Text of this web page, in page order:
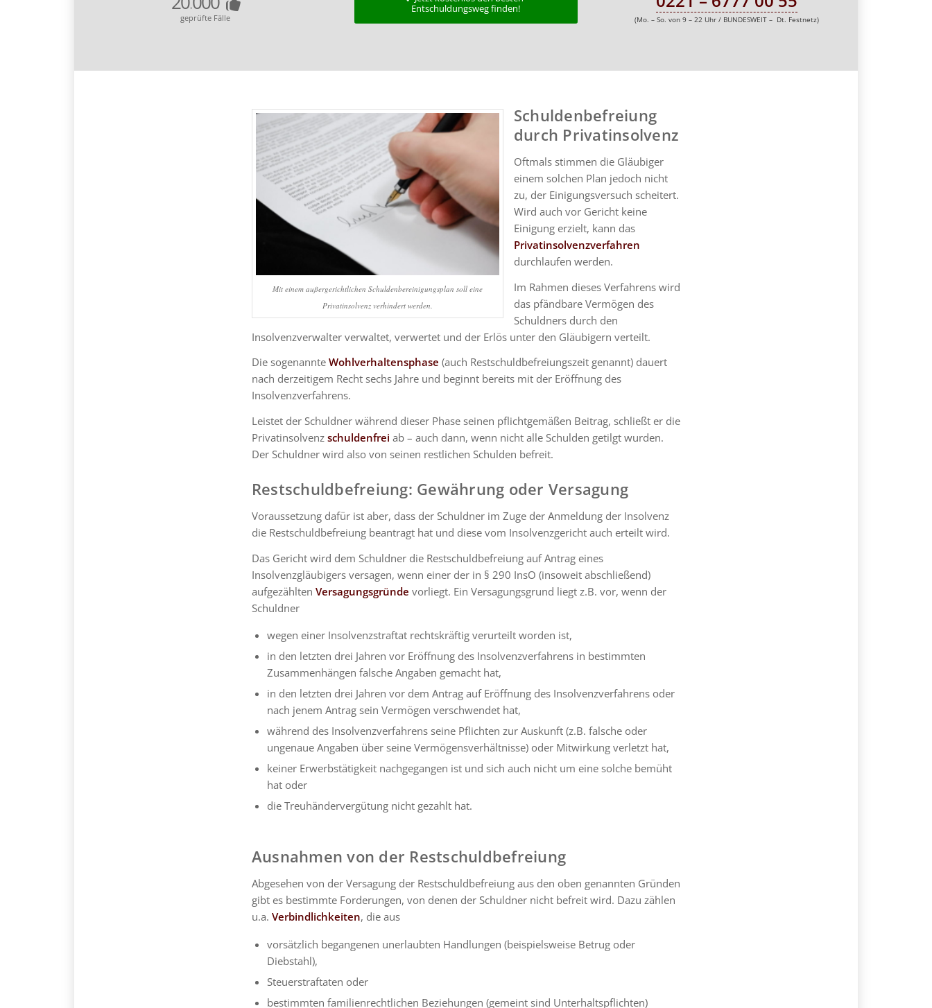
geprüfte Fälle
Entschuldungsweg finden!
(Mo. – So. von 9 – 22 Uhr / BUNDESWEIT – Dt. Festnetz)
Mit einem außergerichtlichen Schuldenbereinigungsplan soll eine
Privatinsolvenz verhindert werden.
Schuldenbefreiung
durch Privatinsolvenz
Oftmals stimmen die Gläubiger
einem solchen Plan jedoch nicht
zu, der Einigungsversuch scheitert.
Wird auch vor Gericht keine
Einigung erzielt, kann das
Privatinsolvenzverfahren
durchlaufen werden.
Im Rahmen dieses Verfahrens wird
das pfändbare Vermögen des
Schuldners durch den
Insolvenzverwalter verwaltet, verwertet und der Erlös unter den Gläubigern verteilt.
Die sogenannte Wohlverhaltensphase (auch Restschuldbefreiungszeit genannt) dauert
nach derzeitigem Recht sechs Jahre und beginnt bereits mit der Eröffnung des
Insolvenzverfahrens.
Leistet der Schuldner während dieser Phase seinen pflichtgemäßen Beitrag, schließt er die
Privatinsolvenz schuldenfrei ab – auch dann, wenn nicht alle Schulden getilgt wurden.
Der Schuldner wird also von seinen restlichen Schulden befreit.
Restschuldbefreiung: Gewährung oder Versagung
Voraussetzung dafür ist aber, dass der Schuldner im Zuge der Anmeldung der Insolvenz
die Restschuldbefreiung beantragt hat und diese vom Insolvenzgericht auch erteilt wird.
Das Gericht wird dem Schuldner die Restschuldbefreiung auf Antrag eines
Insolvenzgläubigers versagen, wenn einer der in § 290 InsO (insoweit abschließend)
aufgezählten Versagungsgründe vorliegt. Ein Versagungsgrund liegt z.B. vor, wenn der
Schuldner
wegen einer Insolvenzstraftat rechtskräftig verurteilt worden ist,
in den letzten drei Jahren vor Eröffnung des Insolvenzverfahrens in bestimmten
Zusammenhängen falsche Angaben gemacht hat,
in den letzten drei Jahren vor dem Antrag auf Eröffnung des Insolvenzverfahrens oder
nach jenem Antrag sein Vermögen verschwendet hat,
während des Insolvenzverfahrens seine Pflichten zur Auskunft (z.B. falsche oder
ungenaue Angaben über seine Vermögensverhältnisse) oder Mitwirkung verletzt hat,
keiner Erwerbstätigkeit nachgegangen ist und sich auch nicht um eine solche bemüht
hat oder
die Treuhändervergütung nicht gezahlt hat.
Ausnahmen von der Restschuldbefreiung
Abgesehen von der Versagung der Restschuldbefreiung aus den oben genannten Gründen
gibt es bestimmte Forderungen, von denen der Schuldner nicht befreit wird. Dazu zählen
u.a. Verbindlichkeiten, die aus
vorsätzlich begangenen unerlaubten Handlungen (beispielsweise Betrug oder
Diebstahl),
Steuerstraftaten oder
bestimmten familienrechtlichen Beziehungen (gemeint sind Unterhaltspflichten)